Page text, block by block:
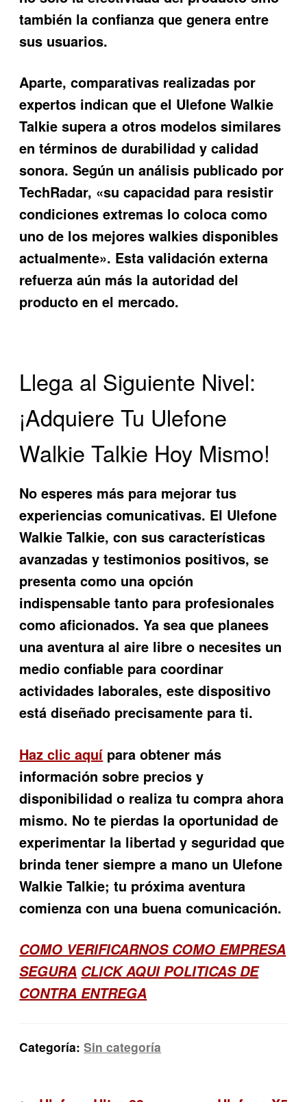
también la confianza que genera entre
sus usuarios.
Aparte, comparativas realizadas por
expertos indican que el Ulefone Walkie
Talkie supera a otros modelos similares
en términos de durabilidad y calidad
sonora. Según un análisis publicado por
TechRadar, «su capacidad para resistir
condiciones extremas lo coloca como
uno de los mejores walkies disponibles
actualmente». Esta validación externa
refuerza aún más la autoridad del
producto en el mercado.
Llega al Siguiente Nivel:
¡Adquiere Tu Ulefone
Walkie Talkie Hoy Mismo!
No esperes más para mejorar tus
experiencias comunicativas. El Ulefone
Walkie Talkie, con sus características
avanzadas y testimonios positivos, se
presenta como una opción
indispensable tanto para profesionales
como aficionados. Ya sea que planees
una aventura al aire libre o necesites un
medio confiable para coordinar
actividades laborales, este dispositivo
está diseñado precisamente para ti.
Haz clic aquí para obtener más
información sobre precios y
disponibilidad o realiza tu compra ahora
mismo. No te pierdas la oportunidad de
experimentar la libertad y seguridad que
brinda tener siempre a mano un Ulefone
Walkie Talkie; tu próxima aventura
comienza con una buena comunicación.
COMO VERIFICARNOS COMO EMPRESA
SEGURA CLICK AQUI POLITICAS DE
CONTRA ENTREGA
Categoría:Sin categoría